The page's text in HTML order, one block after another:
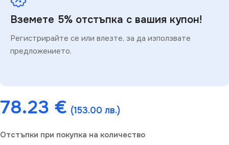
Вземете 5% отстъпка с вашия купон!
Регистрирайте се или влезте, за да използвате
предложението.
78.23 € (153.00 лв.)
Отстъпки при покупка на количество